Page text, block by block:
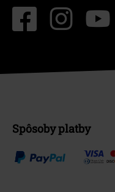
Spôsoby platby